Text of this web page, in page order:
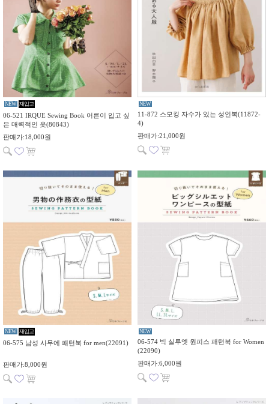
NEW 재입고
06-521 IRQUE Sewing Book 어른이 입고 싶
은 매력적인 옷(80843)
판매가:18,000원
NEW
11-872 스모킹 자수가 있는 성인복(11872-
4)
판매가:21,000원
NEW 재입고
06-575 남성 사무에 패턴북 for men(22091)
판매가:8,000원
NEW
06-574 빅 실루엣 원피스 패턴북 for Women
(22090)
판매가:6,000원